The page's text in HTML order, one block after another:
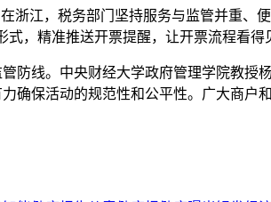
浙江，税务部门坚持服务与监管并重、
，精准推送开票提醒，让开票流程看得
线。中央财经大学政府管理学院教授
确保活动的规范性和公平性。广大商户